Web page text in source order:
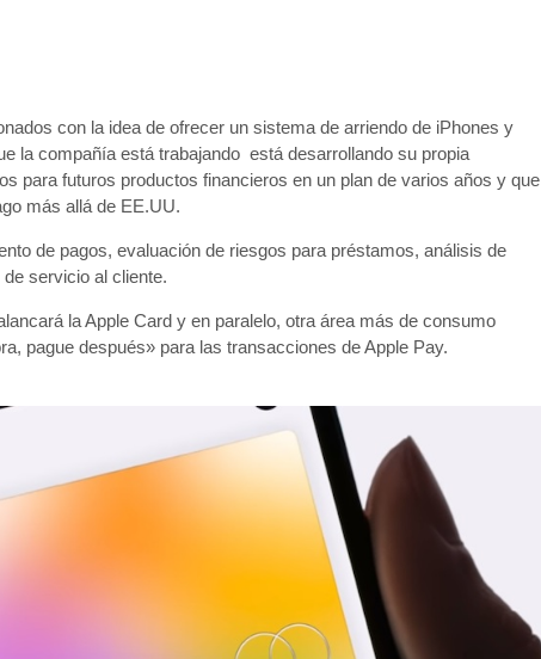
con la idea de ofrecer un sistema de arriendo de iPhones y
la compañía está trabajando está desarrollando su propia
para futuros productos financieros en un plan de varios años y que
más allá de EE.UU.
de pagos, evaluación de riesgos para préstamos, análisis de
servicio al cliente.
la Apple Card y en paralelo, otra área más de consumo
pague después» para las transacciones de Apple Pay.